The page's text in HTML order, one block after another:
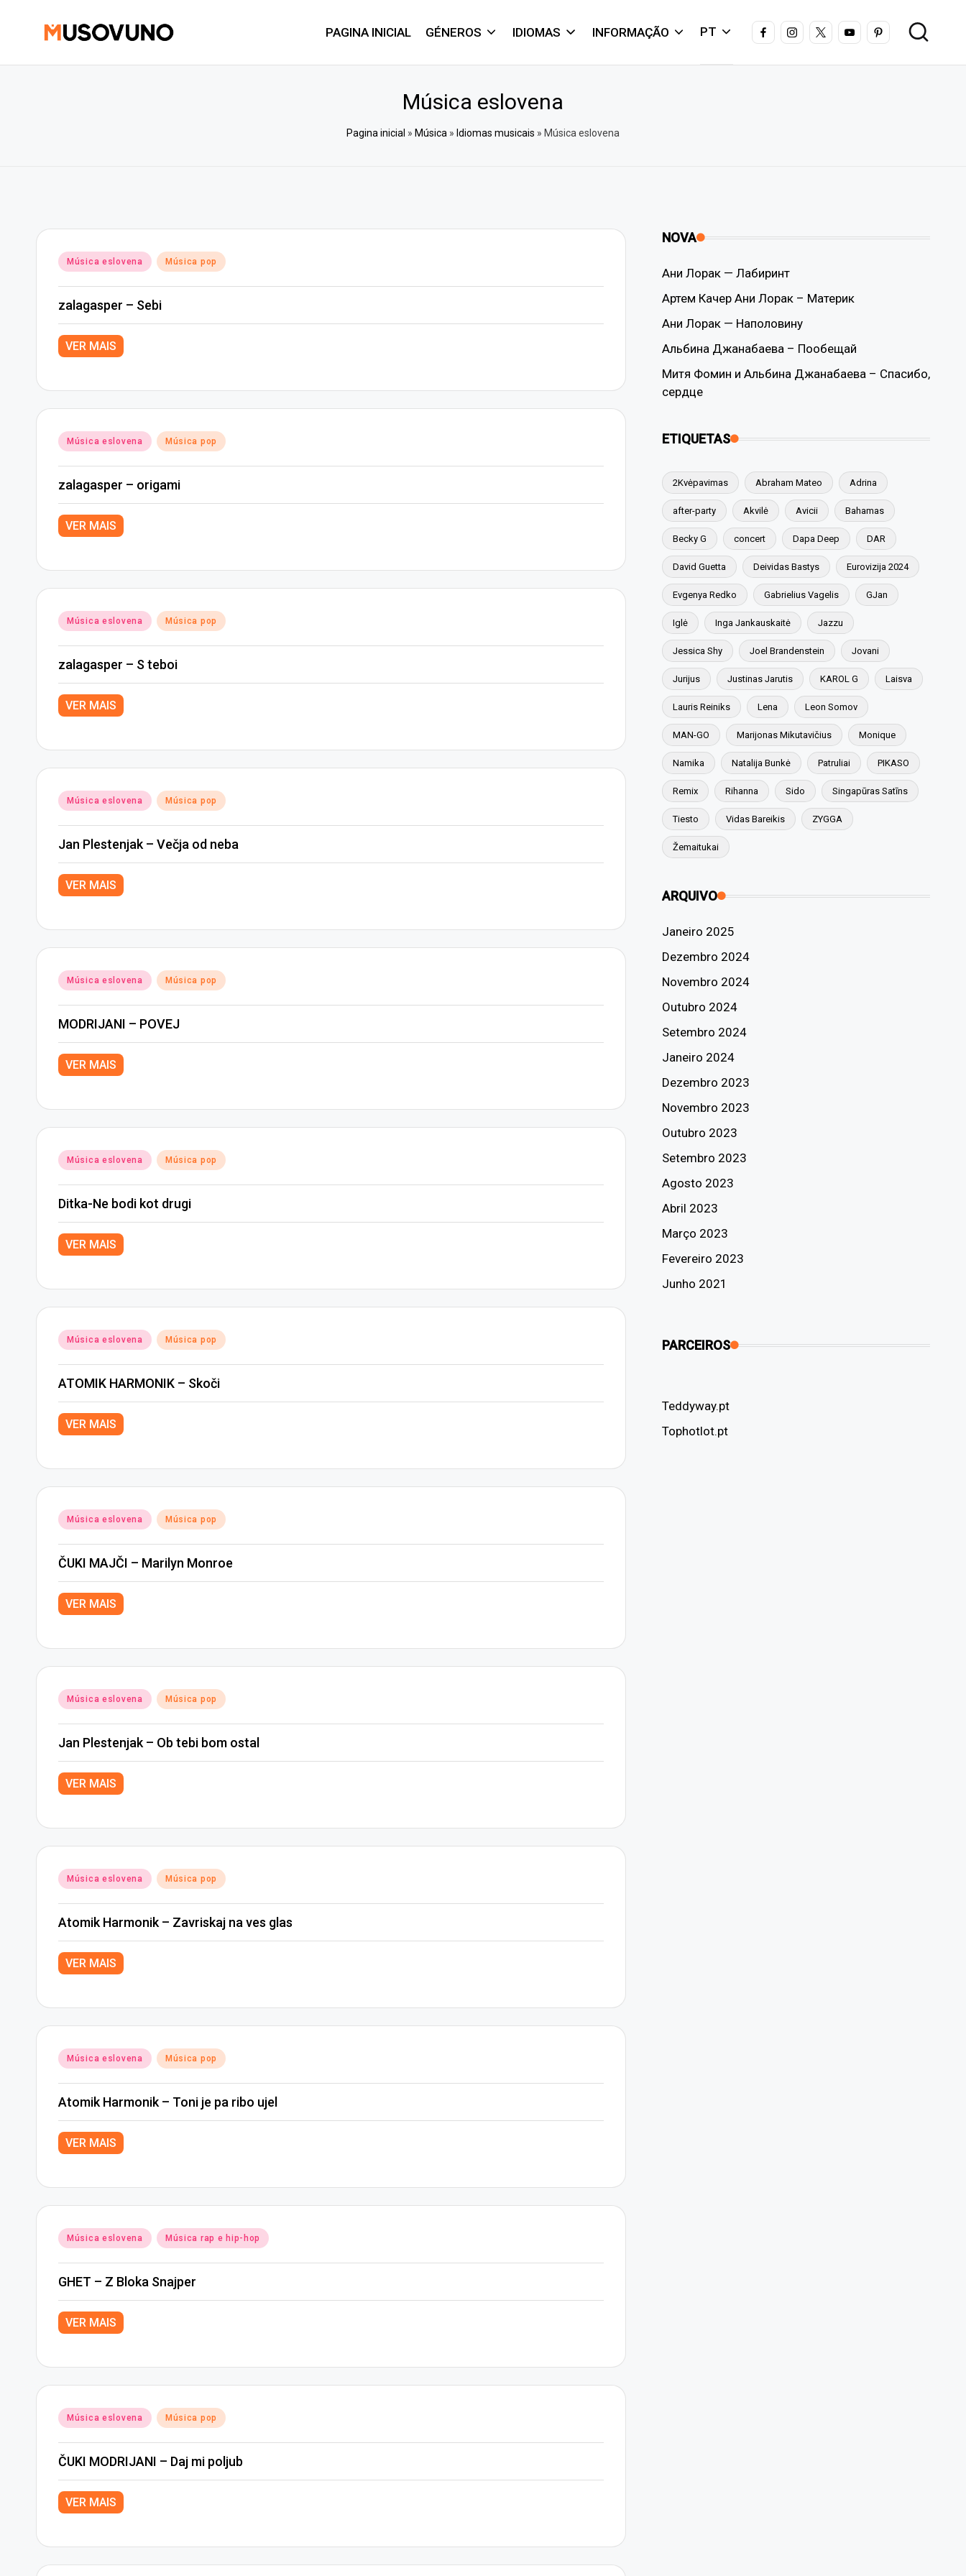
PAGINA INICIAL GÉNEROS IDIOMAS INFORMAÇÃO PT FACEBOOKINSTAGRAM
X YOUTUBEPINTEREST
Música eslovena
Pagina inicial » Música » Idiomas musicais » Música eslovena
Posted
Música eslovena Música pop
zalagasper – Sebi
VER MAIS
Posted
Música eslovena Música pop
zalagasper – origami
VER MAIS
Posted
Música eslovena Música pop
zalagasper – S teboi
VER MAIS
Posted
Música eslovena Música pop
Jan Plestenjak – Večja od neba
VER MAIS
Posted
Música eslovena Música pop
MODRIJANI – POVEJ
VER MAIS
Posted
Música eslovena Música pop
Ditka-Ne bodi kot drugi
VER MAIS
Posted
Música eslovena Música pop
ATOMIK HARMONIK – Skoči
VER MAIS
Posted
Música eslovena Música pop
ČUKI MAJČI – Marilyn Monroe
VER MAIS
Posted
Música eslovena Música pop
Jan Plestenjak – Ob tebi bom ostal
VER MAIS
Posted
Música eslovena Música pop
Atomik Harmonik – Zavriskaj na ves glas
VER MAIS
Posted
Música eslovena Música pop
Atomik Harmonik – Toni je pa ribo ujel
VER MAIS
Posted
Música eslovena Música rap e hip-hop
GHET – Z Bloka Snajper
VER MAIS
Posted
Música eslovena Música pop
ČUKI MODRIJANI – Daj mi poljub
VER MAIS
NOVA
Ани Лорак — Лабиринт
Артем Качер Ани Лорак – Материк
Ани Лорак — Наполовину
Альбина Джанабаева – Пообещай
Митя Фомин и Альбина Джанабаева – Спасибо,
сердце
ETIQUETAS
2Kvėpavimas Abraham Mateo Adrina
after-party Akvilė Avicii Bahamas
Becky G concert Dapa Deep DAR
David Guetta Deividas Bastys Eurovizija 2024
Evgenya Redko Gabrielius Vagelis GJan
Iglė Inga Jankauskaitė Jazzu
Jessica Shy Joel Brandenstein Jovani
Jurijus Justinas Jarutis KAROL G Laisva
Lauris Reiniks Lena Leon Somov
MAN-GO Marijonas Mikutavičius Monique
Namika Natalija Bunkė Patruliai PIKASO
Remix Rihanna Sido Singapūras Satīns
Tiesto Vidas Bareikis ZYGGA
Žemaitukai
ARQUIVO
Janeiro 2025
Dezembro 2024
Novembro 2024
Outubro 2024
Setembro 2024
Janeiro 2024
Dezembro 2023
Novembro 2023
Outubro 2023
Setembro 2023
Agosto 2023
Abril 2023
Março 2023
Fevereiro 2023
Junho 2021
PARCEIROS
Teddyway.pt
Tophotlot.pt